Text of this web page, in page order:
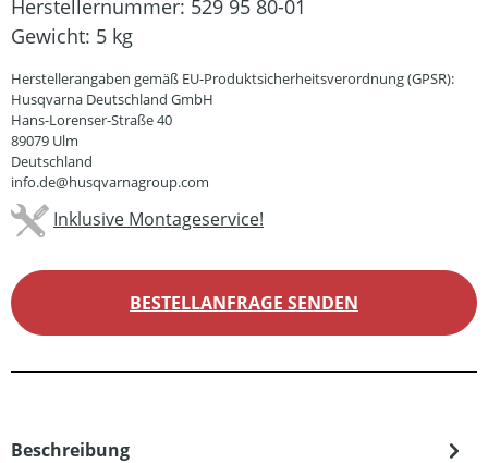
Herstellernummer: 529 95 80-01
Gewicht: 5 kg
Herstellerangaben gemäß EU-Produktsicherheitsverordnung (GPSR):
Husqvarna Deutschland GmbH
Hans-Lorenser-Straße 40
89079 Ulm
Deutschland
info.de@husqvarnagroup.com
Inklusive Montageservice!
BESTELLANFRAGE SENDEN
Beschreibung